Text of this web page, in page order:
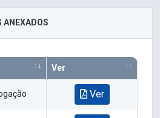
ANEXADOS
Ver
Ver